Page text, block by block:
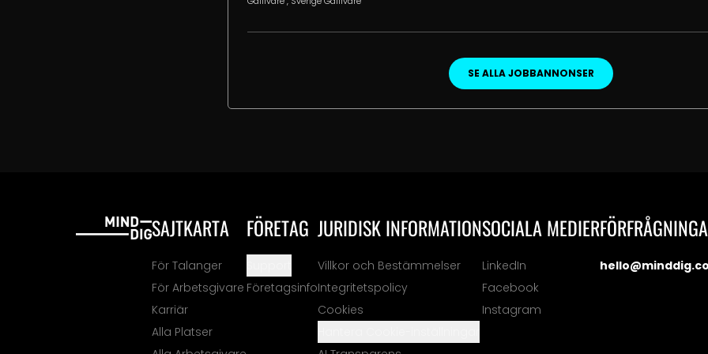
SE ALLA JOBBANNONSER
SAJTKARTA
För Talanger
För Arbetsgivare
Karriär
Alla Platser
FÖRETAG
Företagsinfo
JURIDISK INFORMATION
Villkor och Bestämmelser
Integritetspolicy
Cookies
SOCIALA MEDIER
LinkedIn
Facebook
Instagram